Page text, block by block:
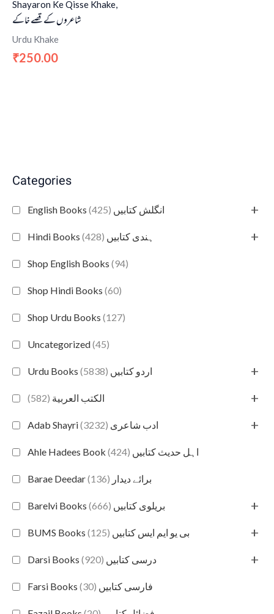
Categories
English Books انگلش کتابیں (425) +
Hindi Books ہندی کتابیں (428) +
Shop English Books (94)
Shop Hindi Books (60)
Shop Urdu Books (127)
Uncategorized(45)
Urdu Books اردو کتابیں (5838) +
الكتب العربية (582) +
Adab Shayri ادب شاعری (3232) +
Ahle Hadees Book اہل حدیث کتابیں (424)
Barae Deedar برائے دیدار (136)
Barelvi Books بریلوی کتابیں (666) +
BUMS Books بی یو ایم ایس کتابیں (125) +
Darsi Books درسی کتابیں (920) +
Farsi Books فارسی کتابیں (30)
Shayaron Ke Qisse Khake,
شاعروں کے قصے خاکے
Urdu Khake
₹250.00